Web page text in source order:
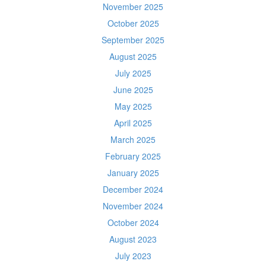
November 2025
October 2025
September 2025
August 2025
July 2025
June 2025
May 2025
April 2025
March 2025
February 2025
January 2025
December 2024
November 2024
October 2024
August 2023
July 2023